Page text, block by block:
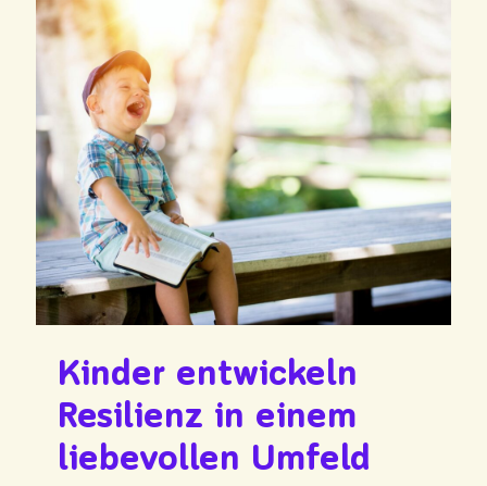
Kinder entwickeln
Resilienz in einem
liebevollen Umfeld